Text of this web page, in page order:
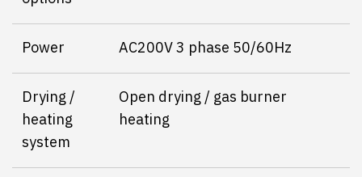
Power AC200V 3 phase 50/60Hz
Drying /
heating
system
Open drying / gas burner
heating